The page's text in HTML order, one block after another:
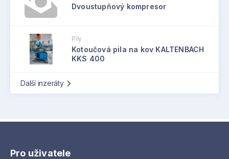
Dvoustupňový kompresor
Pily
Kotoučová pila na kov KALTENBACH
KKS 400
Další inzeráty
Pro uživatele